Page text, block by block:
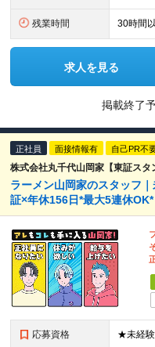
残業時間 30時間
求人を見る
掲載終了
正社員 面接情報有 自己PR不
株式会社丸千代山岡家【東証スタ
ラーメン山岡家のスタッフ
証×年休156日*最大5連休
応募資格